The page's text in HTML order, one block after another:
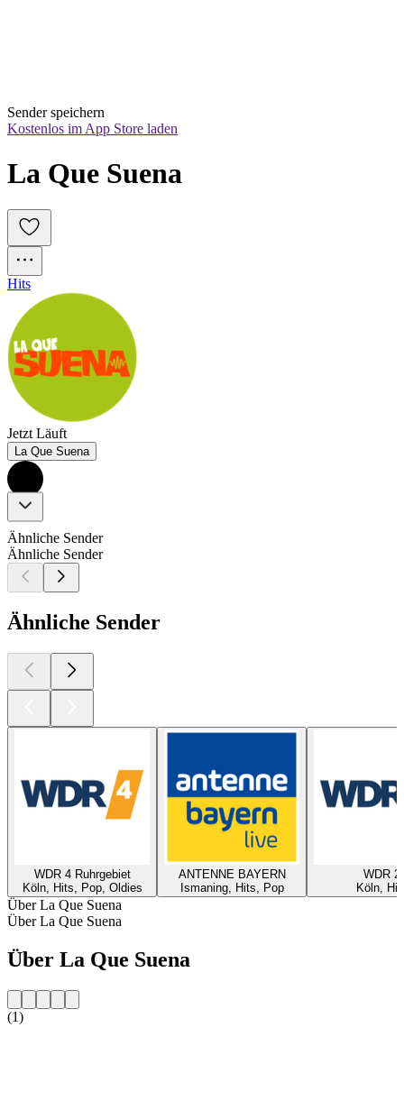
Sender speichern
Kostenlos im App Store laden
La Que Suena
Hits
Jetzt Läuft
La Que Suena
Ähnliche Sender
Ähnliche Sender
Ähnliche Sender
WDR 4 Ruhrgebiet
Köln, Hits, Pop, Oldies
ANTENNE BAYERN
Ismaning, Hits, Pop
WDR 2
Köln,
Über La Que Suena
Über La Que Suena
Über La Que Suena
(1)